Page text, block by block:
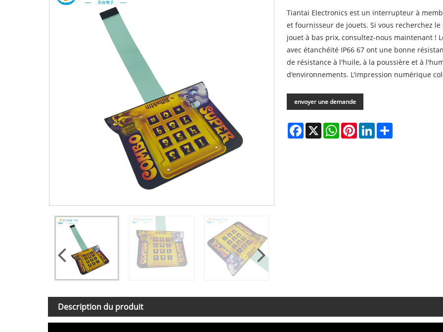
Tiantai Electronics est un interrupteur à
et fournisseur de jouets. Si vous recherchez
jouet à bas prix, consultez-nous maintenant !
avec étanchéité IP66 67 ont une bonne
de résistance à l'huile, à la poussière et à
d'environnements. L'impression numérique
envoyer une demande
Facebook
X WhatsAppPinterestLinkedIn
Description du produit